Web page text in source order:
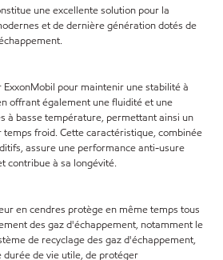
une excellente solution pour la
et de dernière génération dotés de
ExxonMobil pour maintenir une stabilité à
offrant également une fluidité et une
à basse température, permettant ainsi un
froid. Cette caractéristique, combinée
assure une performance anti-usure
contribue à sa longévité.
en cendres protège en même temps tous
des gaz d'échappement, notamment le
de recyclage des gaz d'échappement,
de vie utile, de protéger